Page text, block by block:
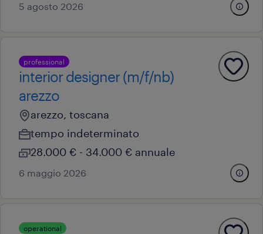
5 agosto 2026
professional
interior designer (m/f/nb)
arezzo
arezzo, toscana
tempo indeterminato
28.000 € - 34.000 € annuale
6 maggio 2026
operational